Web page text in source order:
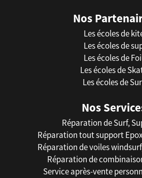
Nos
Les écoles de
Les écoles de
Les écoles de
Les écoles de
Les écoles de
Nos
Réparation de Surf,
Réparation tout support
Réparation de voiles
Réparation de
Service après-vente